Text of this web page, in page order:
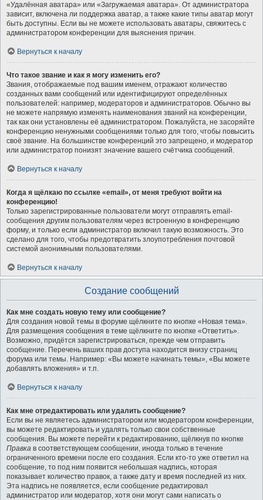
«Удалённая аватара» или «Загружаемая аватара». От администратора
зависит, включена ли поддержка аватар, а также какие типы аватар могут
быть доступны. Если вы не можете использовать аватары, свяжитесь с
администратором конференции для выяснения причин.
Вернуться к началу
Что такое звание и как я могу изменить его?
Звания, отображаемые под вашим именем, отражают количество
созданных вами сообщений или идентифицируют определённых
пользователей: например, модераторов и администраторов. Обычно вы
не можете напрямую изменять наименования званий на конференции,
так как они установлены её администратором. Пожалуйста, не засоряйте
конференцию ненужными сообщениями только для того, чтобы повысить
своё звание. На большинстве конференций это запрещено, и модератор
или администратор понизят значение вашего счётчика сообщений.
Вернуться к началу
Когда я щёлкаю по ссылке «email», от меня требуют войти на
конференцию!
Только зарегистрированные пользователи могут отправлять email-
сообщения другим пользователям через встроенную в конференцию
форму, и только если администратор включил такую возможность. Это
сделано для того, чтобы предотвратить злоупотребления почтовой
системой анонимными пользователями.
Вернуться к началу
Создание сообщений
Как мне создать новую тему или сообщение?
Для создания новой темы в форуме щёлкните по кнопке «Новая тема».
Для размещения сообщения в теме щёлкните по кнопке «Ответить».
Возможно, придётся зарегистрироваться, прежде чем отправить
сообщение. Перечень ваших прав доступа находится внизу страниц
форума или темы. Например: «Вы можете начинать темы», «Вы можете
добавлять вложения» и т.п.
Вернуться к началу
Как мне отредактировать или удалить сообщение?
Если вы не являетесь администратором или модератором конференции,
вы можете редактировать и удалять только свои собственные
сообщения. Вы можете перейти к редактированию, щёлкнув по кнопке
Правка в соответствующем сообщении, иногда только в течение
ограниченного времени после его создания. Если кто-то уже ответил на
сообщение, то под ним появится небольшая надпись, которая
показывает количество правок, а также дату и время последней из них.
Эта надпись не появляется, если сообщение редактировал
администратор или модератор, хотя они могут сами написать о